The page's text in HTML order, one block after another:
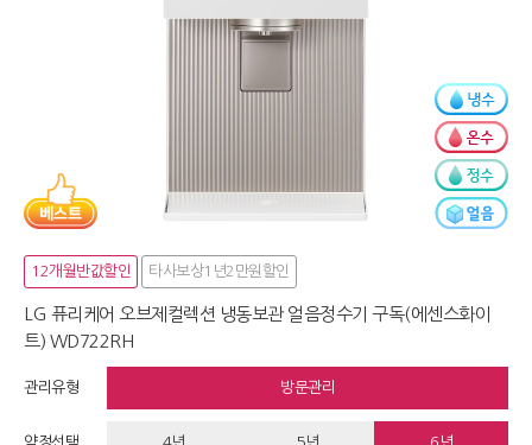
12개월반값할인 타사보상1년2만원할인
LG 퓨리케어 오브제컬렉션 냉동보관 얼음정수기 구독(에센스화이
트) WD722RH
관리유형 방문관리